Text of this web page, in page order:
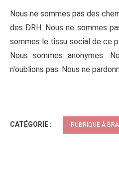
Nous ne sommes pas des
des DRH. Nous ne sommes
sommes le tissu social de ce
Nous sommes anonymes.
n'oublions pas. Nous ne
CATÉGORIE : RUBRIQUE À